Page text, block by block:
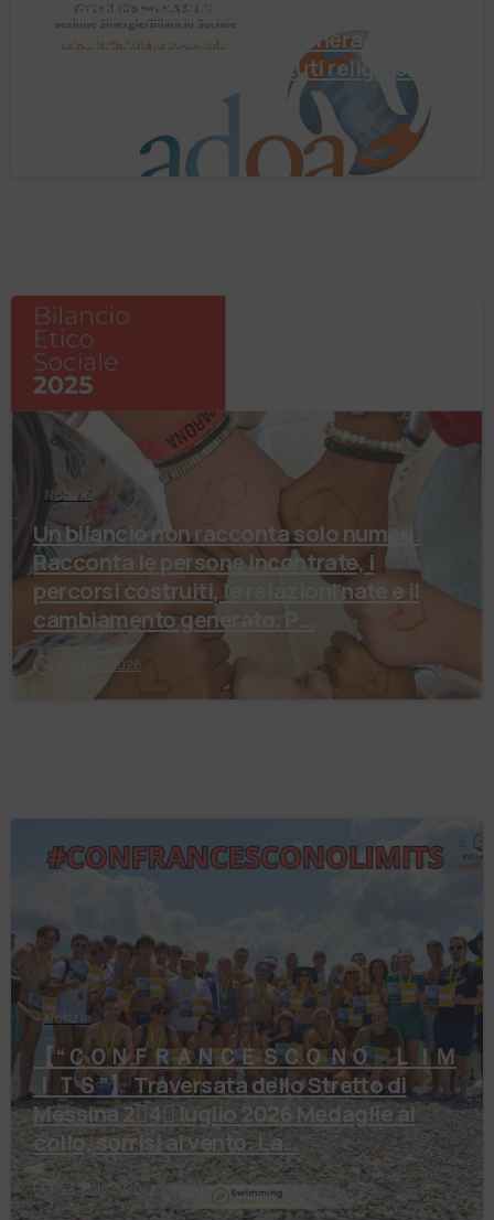
Il Bilancio Sociale non è un punto di
arrivo. È un percorso che genera valore!
Negli ultimi anni enti, istituti religiosi,
Notizie
Un bilancio non racconta solo numeri.
Racconta le persone incontrate, i
percorsi costruiti, le relazioni nate e il
4 Agosto 2026
Notizie
【 “ＣＯＮＦＲＡＮＣＥＳＣＯ ＮＯ ＬＩＭ
ＩＴＳ”】 Traversata dello Stretto di
Messina 2⃣4⃣ luglio 2026 Medaglie al
collo, sorrisi al vento. La…
4 Agosto 2026